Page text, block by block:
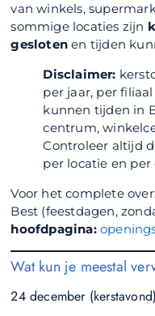
van winkels,
sommige locaties zijn
gesloten en tijden
Disclaimer:
per jaar, per
kunnen tijden in
centrum,
Controleer altijd
per locatie en
Voor het complete
Best (feestdagen,
hoofdpagina:
Wat kun je meestal
24 december (kerstavond)